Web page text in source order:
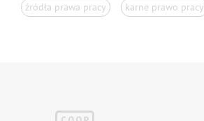
źródła prawa pracy
karne prawo pracy